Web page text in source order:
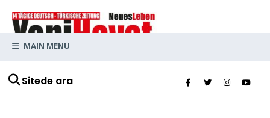
Sitede ara
MAIN MENU